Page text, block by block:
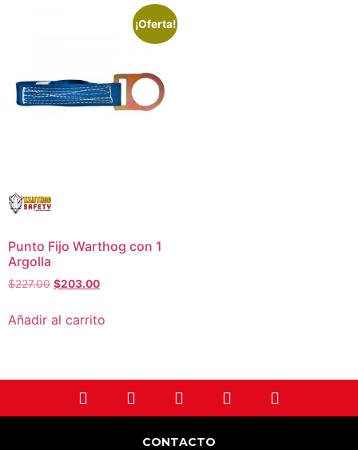
¡Oferta!
Punto Fijo Warthog con 1
Argolla
$227.00 $203.00
Añadir al carrito
CONTACTO